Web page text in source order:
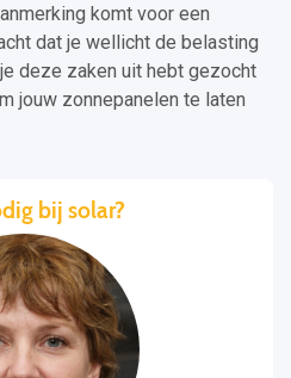
komt voor een
dat je wellicht de belasting
deze zaken uit hebt gezocht
jouw zonnepanelen te laten
bij solar?